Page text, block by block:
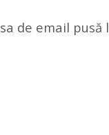
de email pusă